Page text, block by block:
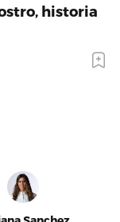
historia